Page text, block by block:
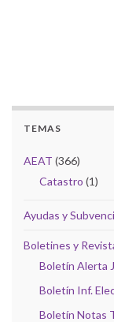
TEMAS
AEAT (366)
Catastro (1)
Ayudas y
Boletines y
Boletín Alerta
Boletín Inf.
Boletín Notas